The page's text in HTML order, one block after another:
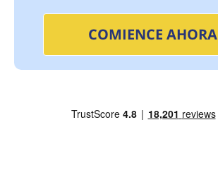
COMIENCE AHORA